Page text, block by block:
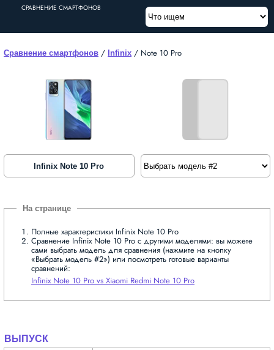
СРАВНЕНИЕ СМАРТФОНОВ
Сравнение смартфонов / Infinix / Note 10 Pro
Infinix Note 10 Pro
Полные характеристики Infinix Note 10 Pro
Сравнение Infinix Note 10 Pro с другими моделями: вы можете
сами выбрать модель для сравнения (нажмите на кнопку
«Выбрать модель #2») или посмотреть готовые варианты
сравнений:
Infinix Note 10 Pro vs Xiaomi Redmi Note 10 Pro
ВЫПУСК